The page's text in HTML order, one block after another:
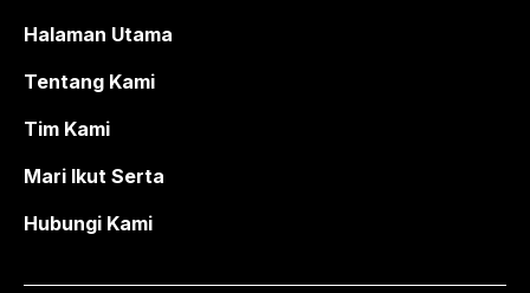
Halaman Utama
Tentang Kami
Tim Kami
Mari Ikut Serta
Hubungi Kami